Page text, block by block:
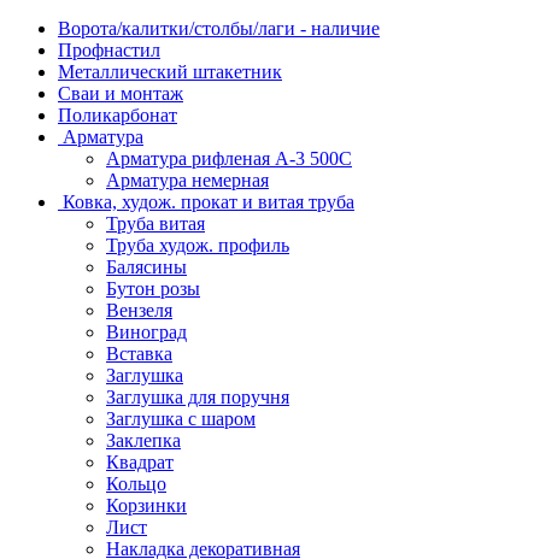
Ворота/калитки/столбы/лаги - наличие
Профнастил
Металлический штакетник
Сваи и монтаж
Поликарбонат
Арматура
Арматура рифленая А-3 500С
Арматура немерная
Ковка, худож. прокат и витая труба
Труба витая
Труба худож. профиль
Балясины
Бутон розы
Вензеля
Виноград
Вставка
Заглушка
Заглушка для поручня
Заглушка с шаром
Заклепка
Квадрат
Кольцо
Корзинки
Лист
Накладка декоративная